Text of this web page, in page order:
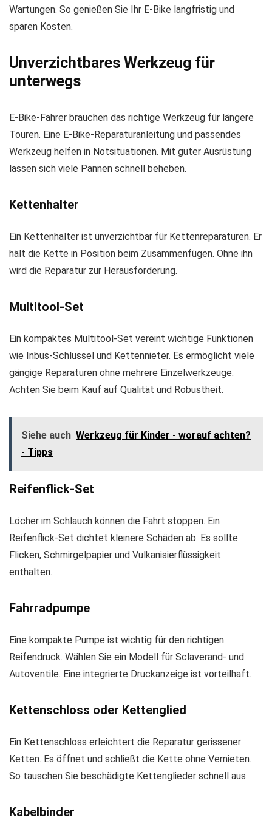
Wartungen. So genießen Sie Ihr E-Bike langfristig und
sparen Kosten.
Unverzichtbares Werkzeug für
unterwegs
E-Bike-Fahrer brauchen das richtige Werkzeug für längere
Touren. Eine E-Bike-Reparaturanleitung und passendes
Werkzeug helfen in Notsituationen. Mit guter Ausrüstung
lassen sich viele Pannen schnell beheben.
Kettenhalter
Ein Kettenhalter ist unverzichtbar für Kettenreparaturen. Er
hält die Kette in Position beim Zusammenfügen. Ohne ihn
wird die Reparatur zur Herausforderung.
Multitool-Set
Ein kompaktes Multitool-Set vereint wichtige Funktionen
wie Inbus-Schlüssel und Kettennieter. Es ermöglicht viele
gängige Reparaturen ohne mehrere Einzelwerkzeuge.
Achten Sie beim Kauf auf Qualität und Robustheit.
Siehe auch Werkzeug für Kinder - worauf achten?
- Tipps
Reifenflick-Set
Löcher im Schlauch können die Fahrt stoppen. Ein
Reifenflick-Set dichtet kleinere Schäden ab. Es sollte
Flicken, Schmirgelpapier und Vulkanisierflüssigkeit
enthalten.
Fahrradpumpe
Eine kompakte Pumpe ist wichtig für den richtigen
Reifendruck. Wählen Sie ein Modell für Sclaverand- und
Autoventile. Eine integrierte Druckanzeige ist vorteilhaft.
Kettenschloss oder Kettenglied
Ein Kettenschloss erleichtert die Reparatur gerissener
Ketten. Es öffnet und schließt die Kette ohne Vernieten.
So tauschen Sie beschädigte Kettenglieder schnell aus.
Kabelbinder